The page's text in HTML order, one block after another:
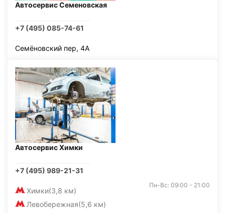
Автосервис Семеновская
+7 (495) 085-74-61
Семёновский пер, 4А
Автосервис Химки
+7 (495) 989-21-31
Химки(3,8 км)
Левобережная(5,6 км)
Пн-Вс: 09:00 - 21:00